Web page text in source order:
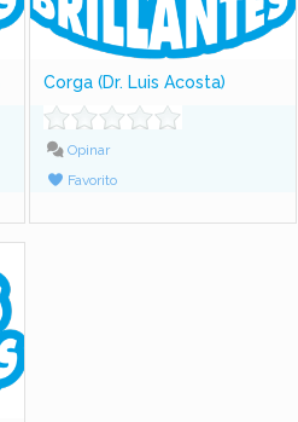
Corga (Dr. Luis Acosta)
Opinar
Favorito